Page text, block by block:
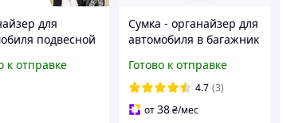
для
подвесной
Storage
к отправке
Сумка - органайзер для
автомобиля в багажник
Готово к отправке
4.7 (3)
от38₴/мес